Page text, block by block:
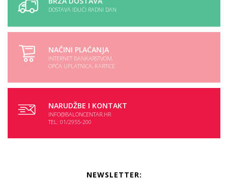
DOSTAVA IDUĆI RADNI DAN
NAČINI PLAĆANJA
INTERNET BANKARSTVOM,
OPĆA UPLATNICA, KARTICE
NARUDŽBE I KONTAKT
INFO@BALONCENTAR.HR
TEL: 01/2955-200
NEWSLETTER: